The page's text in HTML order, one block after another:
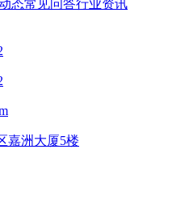
态常见问答行业资讯
嘉洲大厦5楼